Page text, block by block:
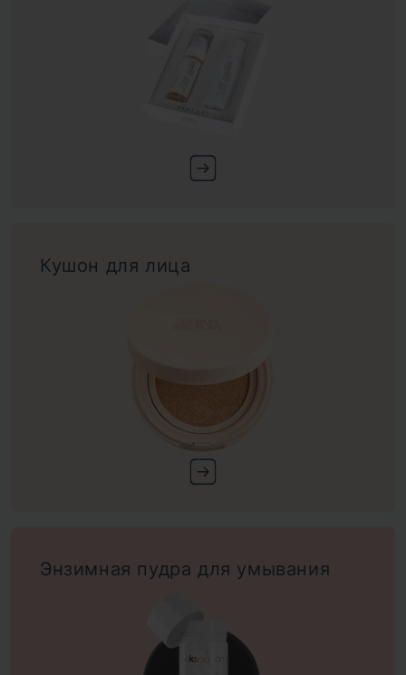
Кушон для лица
Энзимная пудра для умывания